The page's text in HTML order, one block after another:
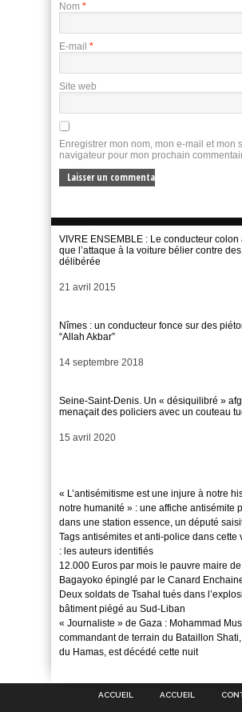
Nom *
E-mail *
Site web
Enregistrer mon nom, mon e-mail et mon
navigateur pour mon prochain
VIVRE ENSEMBLE : Le conducteur
que l’attaque à la voiture bélier contre
délibérée
Date
21 avril 2015
Nîmes : un conducteur fonce sur des
“Allah Akbar”
Date
14 septembre 2018
Seine-Saint-Denis. Un « désiquilibré »
menaçait des policiers avec un couteau
Date
15 avril 2020
« L’antisémitisme est une injure à notre
notre humanité » : une affiche antisémite
dans une station essence, un député
Tags antisémites et anti-police dans cette
: les auteurs identifiés
12.000 Euros par mois le pauvre maire
Bagayoko épinglé par le Canard
Deux soldats de Tsahal tués dans
bâtiment piégé au Sud-Liban
« Journaliste » de Gaza : Mohammad
commandant de terrain du Bataillon
du Hamas, est décédé cette nuit
ACCUEIL ACCUEIL